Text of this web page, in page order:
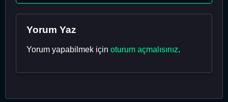
Yorum Yaz
Yorum yapabilmek için oturum açmalısınız.